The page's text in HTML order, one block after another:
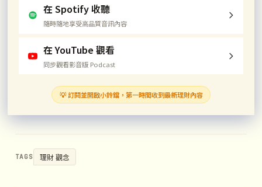
在 Spotify 收聽
隨時隨地享受高品質音訊內容
在 YouTube 觀看
同步觀看影音版 Podcast
💡 訂閱並開啟小鈴鐺，第一時間收到最新理財內容
TAGS 理財 觀念